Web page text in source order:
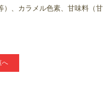
）、カラメル色素、甘味料（甘
へ